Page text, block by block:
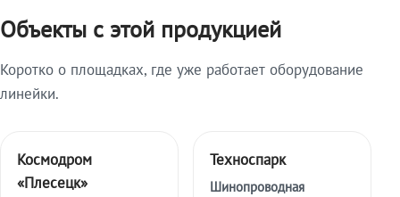
Объекты с этой продукцией
Коротко о площадках, где уже работает оборудование
линейки.
Космодром
«Плесецк»
Техноспарк
Шинопроводная